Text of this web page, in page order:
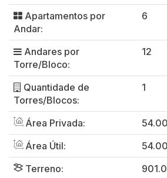
Apartamentos por
Andar:
6
Andares por
Torre/Bloco:
12
Quantidade de
Torres/Blocos:
1
Área Privada:
Área Útil:
Terreno: